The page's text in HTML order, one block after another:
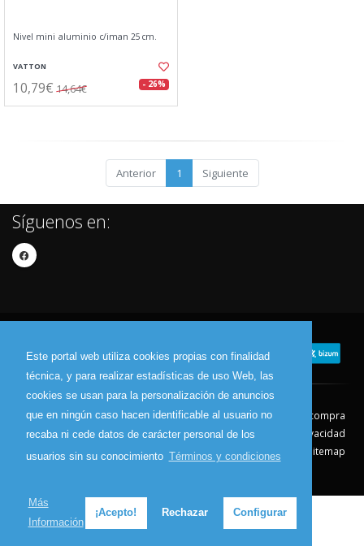
Este portal web utiliza cookies propias con finalidad
técnica, y para realizar estadísticas de uso Web, las
cookies se usan para la personalización de anuncios
que en ningún caso hacen identificable al usuario no
recaba ni cede datos de carácter personal de los
usuarios sin su conocimiento Términos y condiciones
Más
Información
¡Acepto! Rechazar Configurar
Nivel mini aluminio c/iman 25cm.
VATTON
10,79€ 14,64€ - 26%
Anterior 1 Siguiente
Síguenos en:
Contacto Aviso Legal
Condiciones de compra
Política de envíos
Política de devolución
Política de Privacidad
Política de Cookies
Sitemap